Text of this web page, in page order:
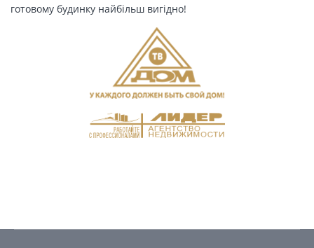
готовому будинку найбільш вигідно!